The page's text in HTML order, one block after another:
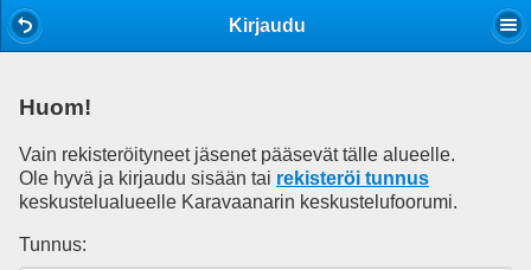
Kirjaudu
Huom!
Vain rekisteröityneet jäsenet pääsevät tälle alueelle.
Ole hyvä ja kirjaudu sisään tai rekisteröi tunnus
keskustelualueelle Karavaanarin keskustelufoorumi.
Tunnus: